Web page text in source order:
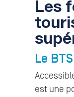
Les
Le
est une